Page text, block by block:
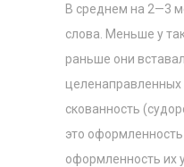
В среднем на 2—3
слова. Меньше у
раньше они
скованность
это
оформленность их